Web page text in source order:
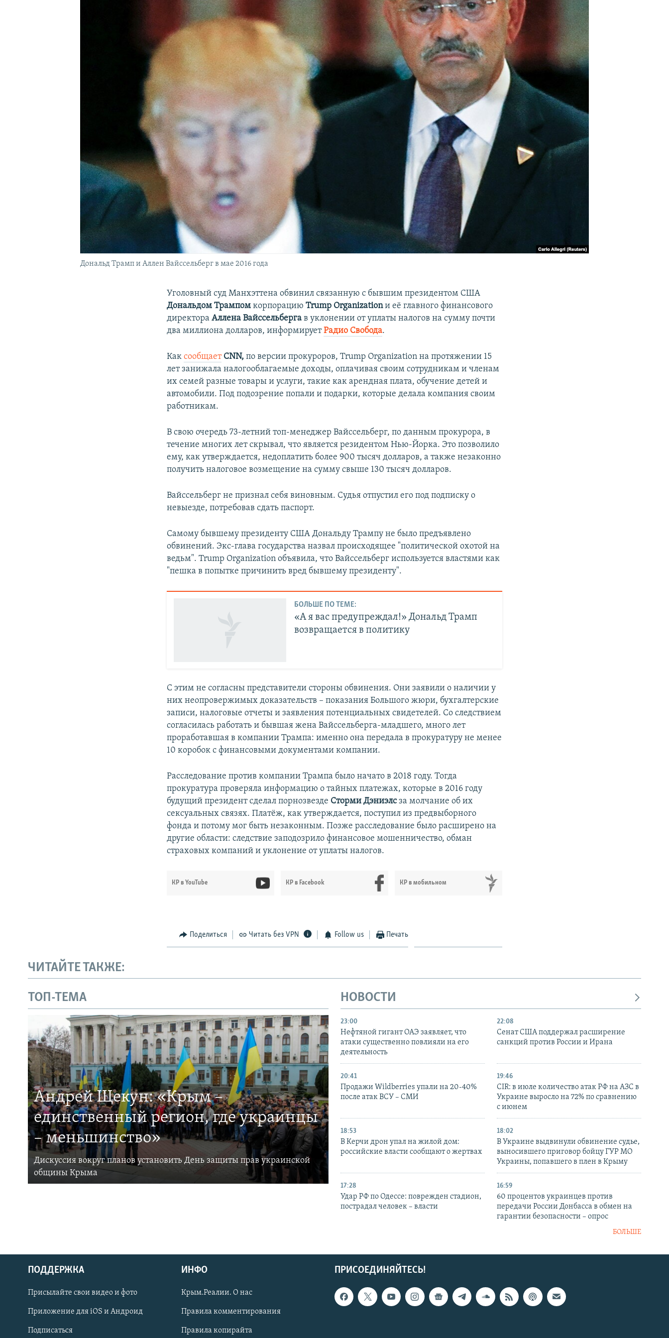
Українською
Qırımtatar
ПРИСОЕДИНЯЙТЕСЬ!
Дональд Трамп и Аллен Вайссельберг в мае 2016 года
Уголовный суд Манхэттена обвинил связанную с бывшим президентом США
Дональдом Трампом корпорацию Trump Organizationи её главного финансового
директора Аллена Вайссельбергав уклонении от уплаты налогов на сумму почти
два миллиона долларов, информируетРадио Свобода.
Каксообщает CNN,по версии прокуроров, Trump Organization на протяжении 15
лет занижала налогооблагаемые доходы, оплачивая своим сотрудникам и членам
их семей разные товары и услуги, такие как арендная плата, обучение детей и
автомобили. Под подозрение попали и подарки, которые делала компания своим
работникам.
В свою очередь 73-летний топ-менеджер Вайссельберг, по данным прокурора, в
течение многих лет скрывал, что является резидентом Нью-Йорка. Это позволило
ему, как утверждается, недоплатить более 900 тысяч долларов, а также незаконно
получить налоговое возмещение на сумму свыше 130 тысяч долларов.
Вайссельберг не признал себя виновным. Судья отпустил его под подписку о
невыезде, потребовав сдать паспорт.
Самому бывшему президенту США Дональду Трампу не было предъявлено
обвинений. Экс-глава государства назвал происходящее "политической охотой на
ведьм". Trump Organization объявила, что Вайссельберг используется властями как
"пешка в попытке причинить вред бывшему президенту".
БОЛЬШЕ ПО ТЕМЕ:
«А я вас предупреждал!» Дональд Трамп
возвращается в политику
С этим не согласны представители стороны обвинения. Они заявили о наличии у
них неопровержимых доказательств – показания Большого жюри, бухгалтерские
записи, налоговые отчеты и заявления потенциальных свидетелей. Со следствием
согласилась работать и бывшая жена Вайссельберга-младшего, много лет
проработавшая в компании Трампа: именно она передала в прокуратуру не менее
10 коробок с финансовыми документами компании.
Расследование против компании Трампа было начато в 2018 году. Тогда
прокуратура проверяла информацию о тайных платежах, которые в 2016 году
будущий президент сделал порнозвезде Сторми Дэниэлсза молчание об их
сексуальных связях. Платёж, как утверждается, поступил из предвыборного
фонда и потому мог быть незаконным. Позже расследование было расширено на
другие области: следствие заподозрило финансовое мошенничество, обман
страховых компаний и уклонение от уплаты налогов.
КР в YouTube КР в Facebook КР в мобильном
Поделиться Читать без VPN Follow us Печать
ЧИТАЙТЕ ТАКЖЕ:
ТОП-ТЕМА
Андрей Щекун: «Крым –
единственный регион, где украинцы
– меньшинство»
Дискуссия вокруг планов установить День защиты прав украинской
общины Крыма
НОВОСТИ
23:00
Нефтяной гигант ОАЭ заявляет, что
атаки существенно повлияли на его
деятельность
22:08
Сенат США поддержал расширение
санкций против России и Ирана
20:41
Продажи Wildberries упали на 20-40%
после атак ВСУ – СМИ
19:46
CIR: в июле количество атак РФ на АЗС в
Украине выросло на 72% по сравнению
с июнем
18:53
В Керчи дрон упал на жилой дом:
российские власти сообщают о жертвах
18:02
В Украине выдвинули обвинение судье,
выносившего приговор бойцу ГУР МО
Украины, попавшего в плен в Крыму
17:28
Удар РФ по Одессе: поврежден стадион,
пострадал человек – власти
16:59
60 процентов украинцев против
передачи России Донбасса в обмен на
гарантии безопасности – опрос
БОЛЬШЕ
ПРИСОЕДИНЯЙТЕСЬ!
ПОДДЕРЖКА
Присылайте свои видео и фото
Приложение для iOS и Андроид
Подписаться
ИНФО
Крым.Реалии. О нас
Правила комментирования
Правила копирайта